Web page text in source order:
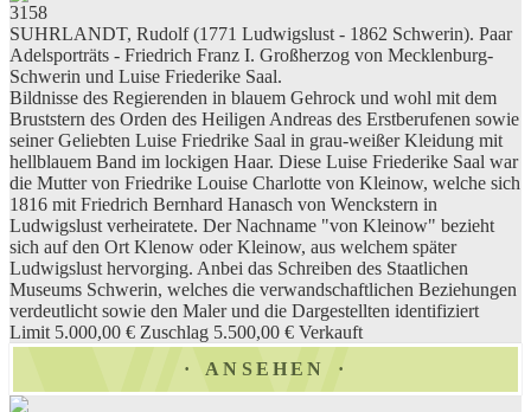
3158
SUHRLANDT, Rudolf (1771 Ludwigslust - 1862 Schwerin). Paar
Adelsporträts - Friedrich Franz I. Großherzog von Mecklenburg-
Schwerin und Luise Friederike Saal.
Bildnisse des Regierenden in blauem Gehrock und wohl mit dem
Bruststern des Orden des Heiligen Andreas des Erstberufenen sowie
seiner Geliebten Luise Friedrike Saal in grau-weißer Kleidung mit
hellblauem Band im lockigen Haar. Diese Luise Friederike Saal war
die Mutter von Friedrike Louise Charlotte von Kleinow, welche sich
1816 mit Friedrich Bernhard Hanasch von Wenckstern in
Ludwigslust verheiratete. Der Nachname "von Kleinow" bezieht
sich auf den Ort Klenow oder Kleinow, aus welchem später
Ludwigslust hervorging. Anbei das Schreiben des Staatlichen
Museums Schwerin, welches die verwandschaftlichen Beziehungen
verdeutlicht sowie den Maler und die Dargestellten identifiziert
Limit 5.000,00 € Zuschlag 5.500,00 € Verkauft
ANSEHEN